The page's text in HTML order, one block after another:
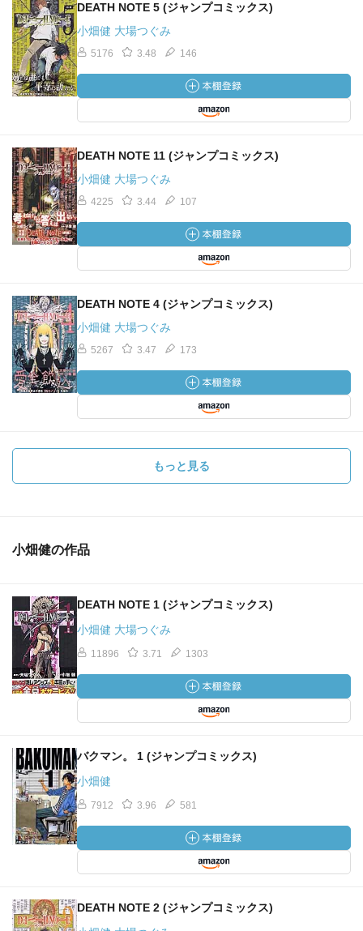
DEATH NOTE 5 (ジャンプコミックス)
小畑健 大場つぐみ
5176 3.48 146
DEATH NOTE 11 (ジャンプコミックス)
小畑健 大場つぐみ
4225 3.44 107
DEATH NOTE 4 (ジャンプコミックス)
小畑健 大場つぐみ
5267 3.47 173
もっと見る
小畑健の作品
DEATH NOTE 1 (ジャンプコミックス)
小畑健 大場つぐみ
11896 3.71 1303
バクマン。 1 (ジャンプコミックス)
小畑健
7912 3.96 581
DEATH NOTE 2 (ジャンプコミックス)